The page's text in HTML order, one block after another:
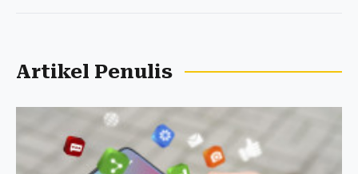
Artikel Penulis